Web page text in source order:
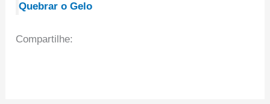
Quebrar o Gelo
Compartilhe: